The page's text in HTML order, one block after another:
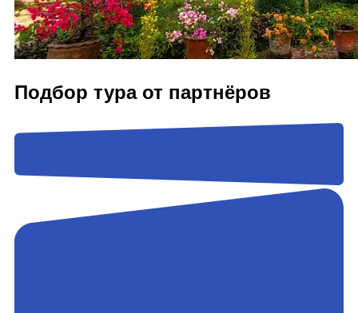
Подбор тура от партнёров